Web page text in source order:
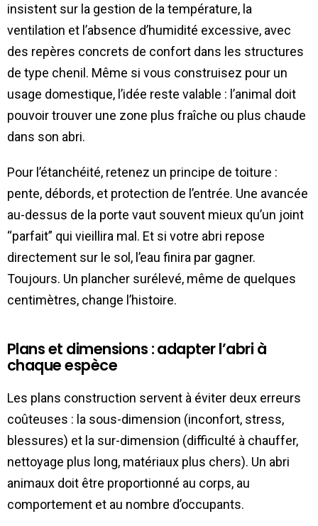
insistent sur la gestion de la température, la
ventilation et l’absence d’humidité excessive, avec
des repères concrets de confort dans les structures
de type chenil. Même si vous construisez pour un
usage domestique, l’idée reste valable : l’animal doit
pouvoir trouver une zone plus fraîche ou plus chaude
dans son abri.
Pour l’étanchéité, retenez un principe de toiture :
pente, débords, et protection de l’entrée. Une avancée
au-dessus de la porte vaut souvent mieux qu’un joint
“parfait” qui vieillira mal. Et si votre abri repose
directement sur le sol, l’eau finira par gagner.
Toujours. Un plancher surélevé, même de quelques
centimètres, change l’histoire.
Plans et dimensions : adapter l’abri à
chaque espèce
Les plans construction servent à éviter deux erreurs
coûteuses : la sous-dimension (inconfort, stress,
blessures) et la sur-dimension (difficulté à chauffer,
nettoyage plus long, matériaux plus chers). Un abri
animaux doit être proportionné au corps, au
comportement et au nombre d’occupants.